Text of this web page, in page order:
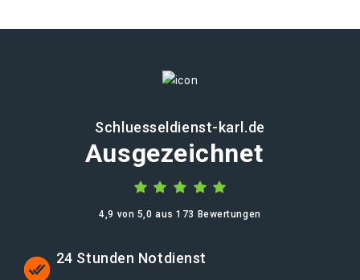
Schluesseldienst-karl.de
Ausgezeichnet
4,9 von 5,0 aus 173 Bewertungen
24 Stunden Notdienst